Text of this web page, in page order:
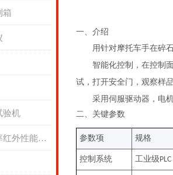
箱
验机
全自动纺织品发射率红外性能分析
一、 介绍
用针对摩托车手在碎
智能化控制，在控制
试，打开安全门，观察样
采用伺服驱动器，电
二、关键参数
参数项 规格
控制系统 工业级PLC